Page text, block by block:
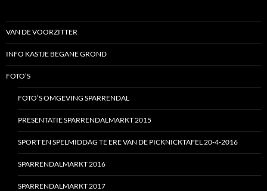
VAN DE VOORZITTER
INFO KASTJE BEGANE GROND
FOTO’S
FOTO’S OMGEVING SPARRENDAL
PRESENTATIE SPARRENDALMARKT 2015
SPORT EN SPELMIDDAG TE ERE VAN DE PICKNICKTAFEL 20-4-2016
SPARRENDALMARKT 2016
SPARRENDALMARKT 2017